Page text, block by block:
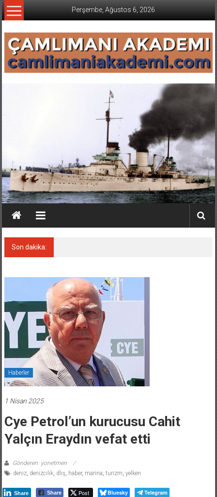
İçeriğe
geç
Perşembe, Ağustos 6, 2026
Son dakika:
Haberler
1 Nisan 2025
Cye Petrol’un kurucusu Cahit
Yalçın Eraydın vefat etti
Gönderen: yonetmen
deniz, denizcilik, dlış, haber, marina, turizm, yelken
Share Share Post Bluesky Telegram